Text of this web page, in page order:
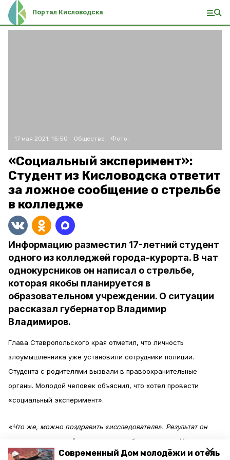
Современный Дом молодёжи и отель
Портал Кисловодска
17 мая 2021, 15:50 Общество Фото:
«Социальный эксперимент»:
Студент из Кисловодска ответит
за ложное сообщение о стрельбе
в колледже
Информацию разместил 17-летний студент
одного из колледжей города-курорта. В чат
однокурсников он написал о стрельбе,
которая якобы планируется в
образовательном учреждении. О ситуации
рассказал губернатор Владимир
Владимиров.
Глава Ставропольского края отметил, что личность
злоумышленника уже установили сотрудники полиции.
Студента с родителями вызвали в правоохранительные
органы. Молодой человек объяснил, что хотел провести
«социальный эксперимент».
«Что же, можно поздравить «исследователя». Результат он
получил очевидный – уголовное разбирательство. Надеюсь,
этот пример запомнится другим возможным